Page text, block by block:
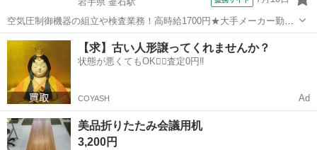
空気圧制御機器の組立や検査業務！高時給1700円★大手メーカー勤
務！嬉しい寮費無料！ワンルーム寮完備★マイカー通勤OK＆工場敷地
内に無料駐車場あり★！《岩手県釜石市》 人気の工場のお仕事 ◇空気
圧制御機器（シリンダ、バルブ...
岩手 釜石市 釜石駅 その他
【求】古い人形譲ってくれませんか？
状態が悪くてもOK🙆‍♀️査定0円‼️
COYASH Ad
美品折りたたみ会議用机
3,200円